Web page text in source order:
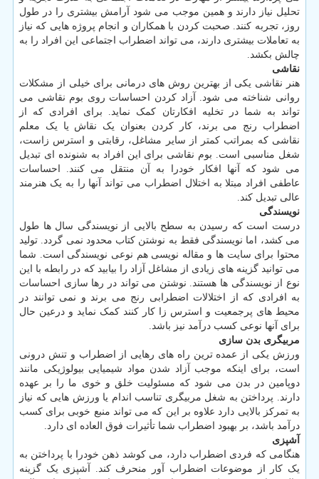
تحلیل نیاز دارند و همین موجب می شود آرامش بیشتری را در طول
روز، تجربه کنند. صحبت کردن با همکاران و انجام پروژه هایی که نیاز
به تعاملات بیشتری دارند، می تواند اضطراب اجتماعی این افراد را به
چالش بکشد.
نقاشی
هنر نقاشی یکی از بهترین روش های درمانی برای خیلی از مشکلات
روانی شناخته می شود. آزاد کردن احساسات روی بوم نقاشی می
تواند به شما در تخلیه افکارتان کمک نماید. برای افرادی که از
اضطراب رنج می برند، کار کردن بعنوان یک نقاش یا یک معلم
نقاشی که بمراتب کمتر از سایر مشاغل، رقابتی و استرس زاست،
شغل مناسبی است. بوم نقاشی برای این افراد به شنونده ای تبدیل
می شود که آنها افکار خودرا به آن منتقل می کنند. احساسات
عاطفی افراد مبتلا به اختلال اضطراب می تواند آنها را به یک هنرمند
عالی تبدیل کند.
نویسندگی
درست است که رسیدن به سطح بالایی از نویسندگی سال ها طول
می کشد، اما نویسندگی فقط به نوشتن کتاب محدود نمی گردد. تولید
محتوا برای سایت ها و مقاله نویسی هم نوعی نویسندگی است. شما
می توانید گزینه های زیادی از مشاغل آزاد را بیابید که در رابطه با این
نوع از نویسندگی ها هستند. نوشتن می تواند در رها سازی احساسات
به افرادی که از اختلالات اضطرابی رنج می برند و نمی توانند در
محیط های پرجمعیت و استرس زا کار کنند کمک نماید و درعین حال
برای آنها نوعی کسب درآمد نیز باشد.
مربیگری بدن سازی
ورزش یکی از عمده ترین راه های رهایی از اضطراب و تنش درونی
است، برای اینکه موجب آزاد شدن مواد شیمیایی بیولوژیکی مانند
دوپامین در بدن می شود که مسئولیت خلق و خوی ما را بر عهده
دارند. پرداختن به شغل مربیگری تناسب اندام یا ورزش هایی که نیاز
به تمرکز بالایی دارد علاوه بر این که می تواند منبع خوبی برای کسب
درآمد باشد، بر بهبود اضطراب شما تأثیرات فوق العاده ای دارد.
آشپزی
هنگامی که فردی اضطراب دارد، می کوشد ذهن خودرا با پرداختن به
یک کار از موضوعات اضطراب آور منحرف کند. آشپزی یک گزینه